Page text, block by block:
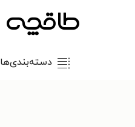
دسته‌بندی‌ها